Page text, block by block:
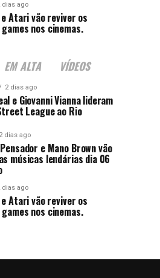
dias ago
Atari vão reviver os
nos cinemas.
EM ALTA VÍDEOS
2 dias ago
e Giovanni Vianna lideram
League ao Rio
2 dias ago
e Mano Brown vão
músicas lendárias dia 06
dias ago
Atari vão reviver os
nos cinemas.